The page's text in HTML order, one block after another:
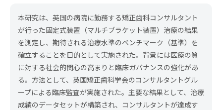
本研究は、英国の病院に勤務する矯正歯科コンサルタント
が行った固定式装置（マルチブラケット装置）治療の結果
を測定し、期待される治療水準のベンチマーク（基準）を
確立することを目的として実施された。背景には医療の質
に対する社会的関心の高まりと臨床ガバナンスの強化があ
る。方法として、英国矯正歯科学会のコンサルタントグル
ープによる臨床監査が実施された。主要な結果として、治療
成績のデータセットが構築され、コンサルタントが達成す